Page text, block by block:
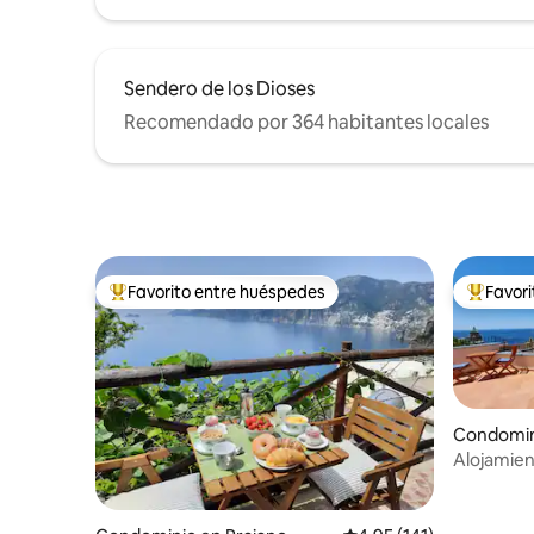
Sendero de los Dioses
Recomendado por 364 habitantes locales
De los mejores en Favorito entre huéspedes
Favorito entre huéspedes De los